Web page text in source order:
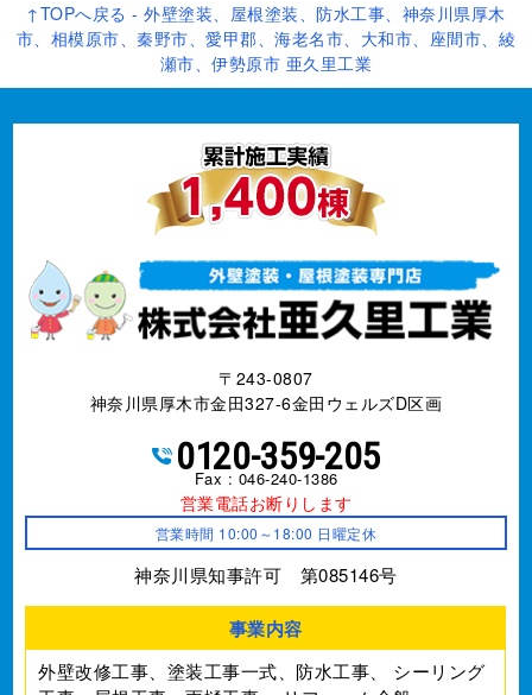
↑TOPへ戻る - 外壁塗装、屋根塗装、防水工事、神奈川県厚木
市、相模原市、秦野市、愛甲郡、海老名市、大和市、座間市、綾
瀬市、伊勢原市 亜久里工業
〒243-0807
神奈川県厚木市金田327-6金田ウェルズD区画
0120-359-205
Fax : 046-240-1386
営業電話お断りします
営業時間 10:00～18:00 日曜定休
神奈川県知事許可 第085146号
事業内容
外壁改修工事、塗装工事⼀式、防水工事、
シーリング